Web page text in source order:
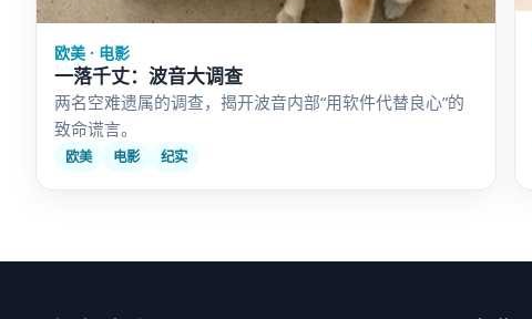
欧美 · 电影
一落千丈：波音大调查
两名空难遗属的调查，揭开波音内部“用软件代替良心”的
致命谎言。
欧美 电影 纪实